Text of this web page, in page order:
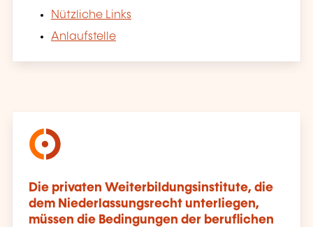
Nützliche Links
Anlaufstelle
Die privaten Weiterbildungsinstitute, die
dem Niederlassungsrecht unterliegen,
müssen die Bedingungen der beruflichen